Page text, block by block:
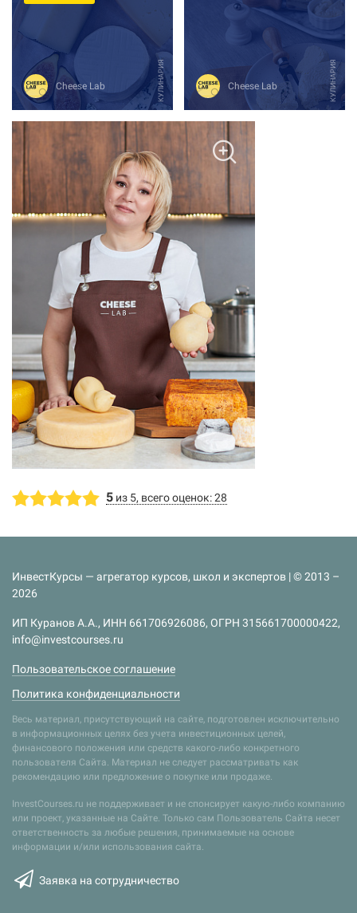
КУЛИНАРИЯ
Cheese Lab КУЛИНАРИЯ
Cheese Lab
5 из 5, всего оценок: 28
ИнвестКурсы — агрегатор курсов, школ и экспертов | © 2013 –
2026
ИП Куранов А.А., ИНН 661706926086, ОГРН 315661700000422,
info@investcourses.ru
Пользовательское соглашение
Политика конфиденциальности
Весь материал, присутствующий на сайте, подготовлен исключительно
в информационных целях без учета инвестиционных целей,
финансового положения или средств какого-либо конкретного
пользователя Сайта. Материал не следует рассматривать как
рекомендацию или предложение о покупке или продаже.
InvestCourses.ru не поддерживает и не спонсирует какую-либо компанию
или проект, указанные на Сайте. Только сам Пользователь Сайта несет
ответственность за любые решения, принимаемые на основе
информации и/или использования сайта.
Заявка на сотрудничество